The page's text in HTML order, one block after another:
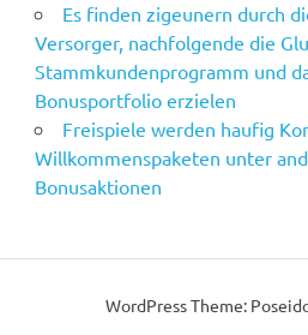
Es finden zigeunern durch
Versorger, nachfolgende die
Stammkundenprogramm und
Bonusportfolio erzielen
Freispiele werden haufig
Willkommenspaketen unter
Bonusaktionen
WordPress Theme: